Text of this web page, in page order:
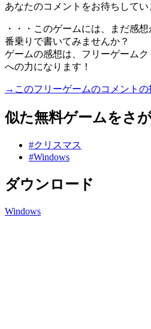
あなたのコメントをお待ちしてい
・・・このゲームには、まだ感
番乗りで書いてみませんか？
ゲームの感想は、フリーゲーム
への力になります！
→このフリーゲームのコメントの
似た無料ゲームをさが
#クリスマス
#Windows
ダウンロード
Windows